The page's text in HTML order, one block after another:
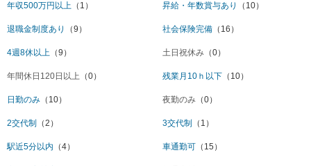
年収500万円以上 （1） 昇給・年数賞与あり （10）
退職金制度あり （9） 社会保険完備 （16）
4週8休以上 （9） 土日祝休み （0）
年間休日120日以上 （0） 残業月10ｈ以下 （10）
日勤のみ （10） 夜勤のみ （0）
2交代制 （2） 3交代制 （1）
駅近5分以内 （4） 車通勤可 （15）